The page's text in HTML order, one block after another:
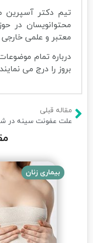
تیم دکتر آسپرین
محتوانویسان در
معتبر و علمی
درباره تمام
بروز را درج می
مقاله قبلی
بیماری زنان